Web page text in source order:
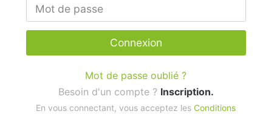
Connexion
Mot de passe oublié ?
Besoin d'un compte ? Inscription.
En vous connectant, vous acceptez les Conditions